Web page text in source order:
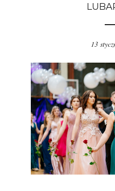
13